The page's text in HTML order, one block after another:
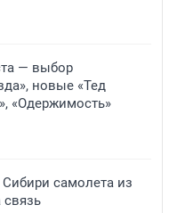
— выбор
новые «Тед
«Одержимость»
самолета из